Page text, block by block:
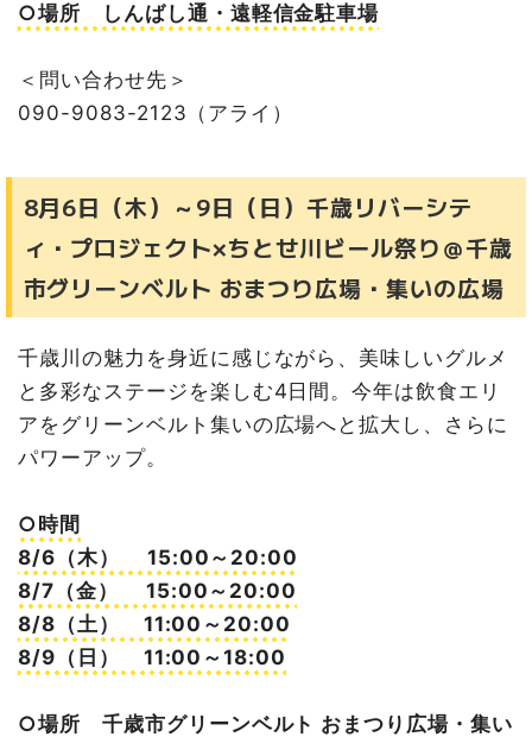
○場所 しんばし通・遠軽信金駐車場
＜問い合わせ先＞
090-9083-2123（アライ）
8月6日（木）～9日（日）千歳リバーシテ
ィ・プロジェクト×ちとせ川ビール祭り＠千歳
市グリーンベルト おまつり広場・集いの広場
千歳川の魅力を身近に感じながら、美味しいグルメ
と多彩なステージを楽しむ4日間。今年は飲食エリ
アをグリーンベルト集いの広場へと拡大し、さらに
パワーアップ。
○時間
8/6（木） 15:00～20:00
8/7（金） 15:00～20:00
8/8（土） 11:00～20:00
8/9（日） 11:00～18:00
○場所 千歳市グリーンベルト おまつり広場・集い